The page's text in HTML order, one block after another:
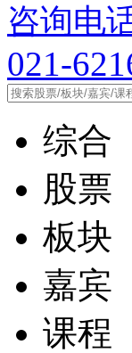
咨询电
021-
综合
股票
板块
嘉宾
课程